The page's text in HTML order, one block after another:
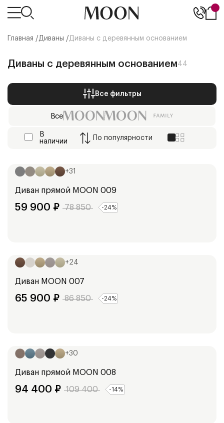
Главная /Диваны /Диваны с деревянным основанием
Диваны с деревянным основанием44
Все фильтры
Все
В
наличии
По популярности
+31
Диван прямой MOON 009
59 900 ₽ 78 850 -24%
+24
Диван MOON 007
65 900 ₽ 86 850 -24%
+30
Диван прямой MOON 008
94 400 ₽ 109 400 -14%